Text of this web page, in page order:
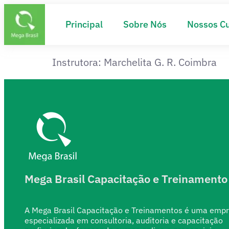
Principal Sobre Nós Nossos
Instrutora: Marchelita G. R. Coimbra
Mega Brasil Capacitação e Treinamento
A Mega Brasil Capacitação e Treinamentos é uma
especializada em consultoria, auditoria e capacitação